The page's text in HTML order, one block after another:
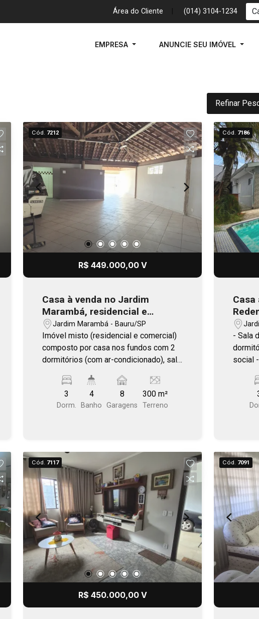
Área do Cliente (014) 3104-1234
EMPRESA ANUNCIE SEU IMÓVEL
Refinar
Cód. 7212
R$ 449.000,00 V
Casa à venda no Jardim
Marambá, residencial e
comercial, ótima localização
no bairro
Jardim Marambá - Bauru/SP
Imóvel misto (residencial e comercial)
composto por casa nos fundos com 2
dormitórios (com ar-condicionado), sala
banheiros (masculino e feminino).
Superior: Uma sala de uso privativo ou
corporativo, ideal para escritórios,
3
Dorm.
4
Banho
8
Garagens
300 m²
Terreno
Cód. 7186
Casa
- Sala
social - Área de serviço - Área de lazer
de
Cód. 7117
R$ 450.000,00 V
Cód. 7091